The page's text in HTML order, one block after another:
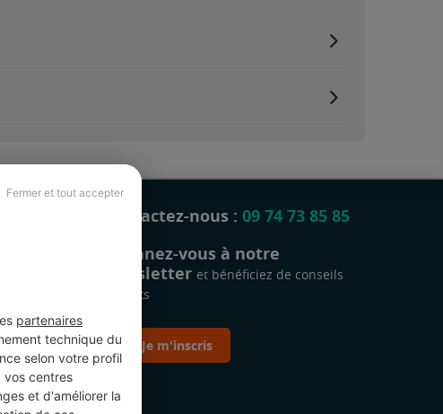
Fermer et tout accepter
partenaires
technique du
selon votre profil
vos centres
et d'améliorer la
Contactez-nous : 09 74 73 85 85
Abonnez-vous à notre
newsletter et bénéficiez de conseils
gratuits
Je m'inscris